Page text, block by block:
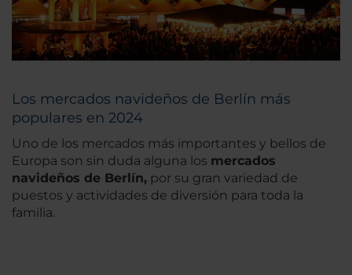
Los mercados navideños de Berlín más
populares en 2024
Uno de los mercados más importantes y bellos de
Europa son sin duda alguna los mercados
navideños de Berlín, por su gran variedad de
puestos y actividades de diversión para toda la
familia.